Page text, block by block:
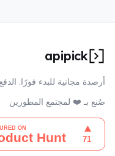
apipick
أرصدة مجانية للبدء فورًا.
صُنع بـ ❤️ لمجتمع المطورين